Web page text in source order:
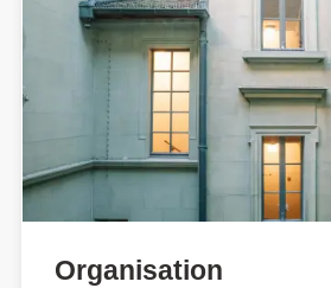
Organisation